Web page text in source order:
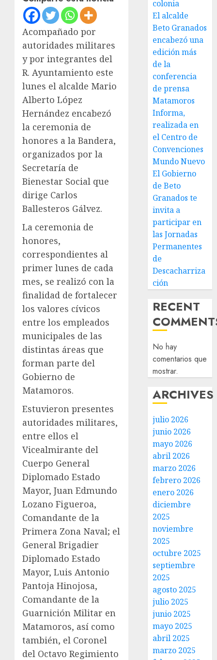
Acompañado por
autoridades militares
y por integrantes del
R. Ayuntamiento este
lunes el alcalde Mario
Alberto López
Hernández encabezó
la ceremonia de
honores a la Bandera,
organizados por la
Secretaría de
Bienestar Social que
dirige Carlos
Ballesteros Gálvez.
La ceremonia de
honores,
correspondientes al
primer lunes de cada
mes, se realizó con la
finalidad de fortalecer
los valores cívicos
entre los empleados
municipales de las
distintas áreas que
forman parte del
Gobierno de
Matamoros.
Estuvieron presentes
autoridades militares,
entre ellos el
Vicealmirante del
Cuerpo General
Diplomado Estado
Mayor, Juan Edmundo
Lozano Figueroa,
Comandante de la
Primera Zona Naval; el
General Brigadier
Diplomado Estado
Mayor, Luis Antonio
Pantoja Hinojosa,
Comandante de la
Guarnición Militar en
Matamoros, así como
también, el Coronel
del Octavo Regimiento
colonia
El alcalde
Beto Granados
encabezó una
edición más
de la
conferencia
de prensa
Matamoros
Informa,
realizada en
el Centro de
Convenciones
Mundo Nuevo
El Gobierno
de Beto
Granados te
invita a
participar en
las Jornadas
Permanentes
de
Descacharriza
ción
RECENT
No hay
comentarios que
mostrar.
ARCHIVES
julio 2026
junio 2026
mayo 2026
abril 2026
marzo 2026
febrero 2026
enero 2026
diciembre
2025
noviembre
2025
octubre 2025
septiembre
2025
agosto 2025
julio 2025
junio 2025
mayo 2025
abril 2025
marzo 2025